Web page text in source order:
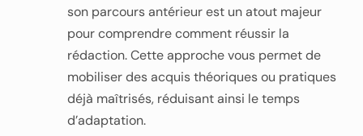
son parcours antérieur est un atout majeur
pour comprendre comment réussir la
rédaction. Cette approche vous permet de
mobiliser des acquis théoriques ou pratiques
déjà maîtrisés, réduisant ainsi le temps
d’adaptation.